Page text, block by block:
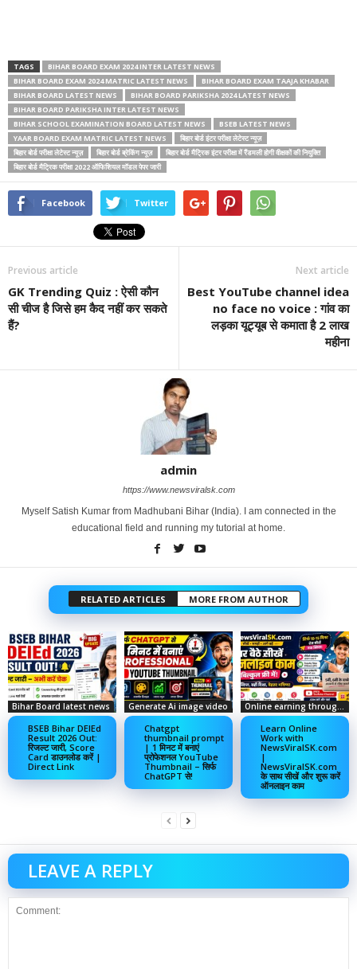
TAGS
BIHAR BOARD EXAM 2024 INTER LATEST NEWS
BIHAR BOARD EXAM 2024 MATRIC LATEST NEWS
BIHAR BOARD EXAM TAAJA KHABAR
BIHAR BOARD LATEST NEWS
BIHAR BOARD PARIKSHA 2024 LATEST NEWS
BIHAR BOARD PARIKSHA INTER LATEST NEWS
BIHAR SCHOOL EXAMINATION BOARD LATEST NEWS
BSEB LATEST NEWS
YAAR BOARD EXAM MATRIC LATEST NEWS
बिहार बोर्ड इंटर परीक्षा लेटेस्ट न्यूज़
बिहार बोर्ड परीक्षा लेटेस्ट न्यूज़
बिहार बोर्ड ब्रेकिंग न्यूज़
बिहार बोर्ड मैट्रिक इंटर परीक्षा में रैंडमली होगी वीक्षकों की नियुक्ति
बिहार बोर्ड मैट्रिक परीक्षा 2022 ऑफिशियल मॉडल पेपर जारी
Facebook Twitter
Previous article
GK Trending Quiz : ऐसी कौन
सी चीज है जिसे हम कैद नहीं कर सकते
हैं?
Next article
Best YouTube channel idea
no face no voice : गांव का
लड़का यूट्यूब से कमाता है 2 लाख
महीना
admin
https://www.newsviralsk.com
Myself Satish Kumar from Madhubani Bihar (India). I am connected in the
educational field and running my tutorial at home.
RELATED ARTICLES MORE FROM AUTHOR
Bihar Board latest news
BSEB Bihar DElEd
Result 2026 Out:
रिजल्ट जारी, Score
Card डाउनलोड करें |
Direct Link
Generate Ai image video
Chatgpt
thumbnail prompt
| 1 मिनट में बनाएं
प्रोफेशनल YouTube
Thumbnail – सिर्फ
ChatGPT से!
Online earning through social media
Learn Online
Work with
NewsViralSK.com
|
NewsViralSK.com
के साथ सीखें और शुरू करें
ऑनलाइन काम
LEAVE A REPLY